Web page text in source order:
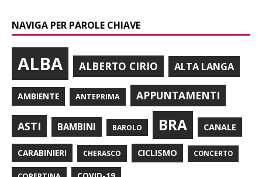
NAVIGA PER PAROLE CHIAVE
ALBA ALBERTO CIRIO ALTA LANGA
AMBIENTE ANTEPRIMA APPUNTAMENTI
ASTI BAMBINI BAROLO BRA CANALE
CARABINIERI CHERASCO CICLISMO CONCERTO